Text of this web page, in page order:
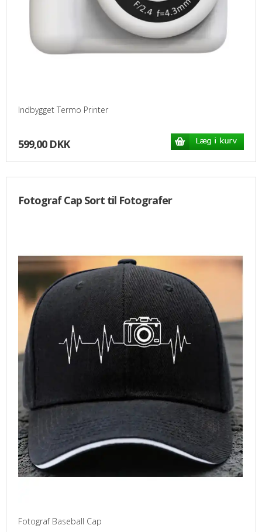
SØGNING
Indbygget Termo Printer
599,00 DKK
Fotograf Cap Sort til Fotografer
Fotograf Baseball Cap